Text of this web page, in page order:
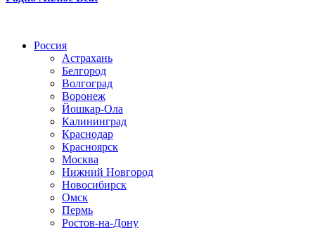
Россия
Астрахань
Белгород
Волгоград
Воронеж
Йошкар-Ола
Калининград
Краснодар
Красноярск
Москва
Нижний Новгород
Новосибирск
Омск
Пермь
Ростов-на-Дону